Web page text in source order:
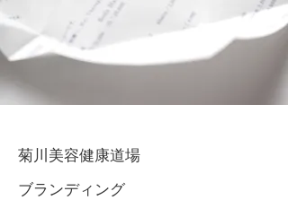
菊川美容健康道場
ブランディング